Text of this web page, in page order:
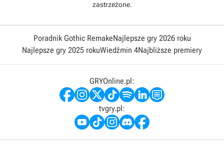
zastrzeżone.
Poradnik Gothic RemakeNajlepsze gry 2026 roku
Najlepsze gry 2025 rokuWiedźmin 4Najbliższe premiery
GRYOnline.pl:
tvgry.pl: